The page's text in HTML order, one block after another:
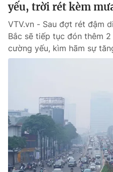
yếu, trời rét kèm
VTV.vn - Sau đợt rét đậm
Bắc sẽ tiếp tục đón thêm
cường yếu, kìm hãm sự